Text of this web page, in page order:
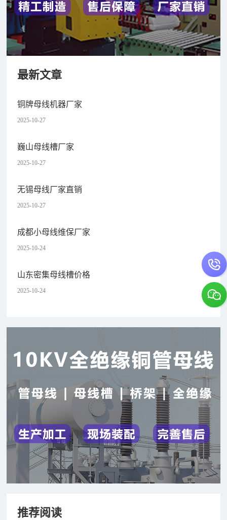
最新文章
铜牌母线机器厂家
2025-10-27
巍山母线槽厂家
2025-10-27
无锡母线厂家直销
2025-10-27
成都小母线维保厂家
2025-10-24
山东密集母线槽价格
2025-10-24
推荐阅读